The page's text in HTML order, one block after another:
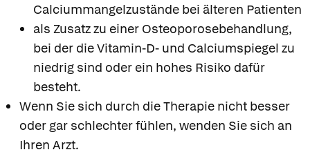
Calciummangelzustände bei älteren Patienten
als Zusatz zu einer Osteoporosebehandlung,
bei der die Vitamin-D- und Calciumspiegel zu
niedrig sind oder ein hohes Risiko dafür
besteht.
Wenn Sie sich durch die Therapie nicht besser
oder gar schlechter fühlen, wenden Sie sich an
Ihren Arzt.